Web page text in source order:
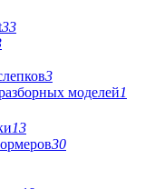
33
3
моделей1
13
30